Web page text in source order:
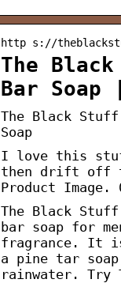
http s://
The
Bar Soap
The Black Stuff
Soap
I love this
then drift off to
Product Image.
The Black Stuff
bar soap for
fragrance. It
a pine tar
rainwater. Try